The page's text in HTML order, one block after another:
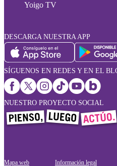
Yoigo TV
DESCARGA NUESTRA APP
SÍGUENOS EN REDES Y EN EL
NUESTRO PROYECTO SOCIAL
Mapa web Información legal